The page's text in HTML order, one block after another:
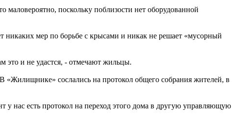
поскольку поблизости нет оборудованной
мер по борьбе с крысами и никак не решает «мусорный
это и не удастся, - отмечают жильцы.
сослались на протокол общего собрания жителей, в
нас есть протокол на переход этого дома в другую управляющую